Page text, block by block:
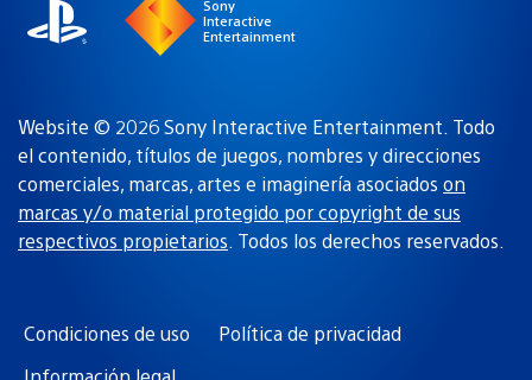
Sony
Interactive
Entertainment
Website © 2026 Sony Interactive Entertainment. Todo
el contenido, títulos de juegos, nombres y direcciones
comerciales, marcas, artes e imaginería asociados on
marcas y/o material protegido por copyright de sus
respectivos propietarios. Todos los derechos reservados.
Condiciones de uso
Política de privacidad